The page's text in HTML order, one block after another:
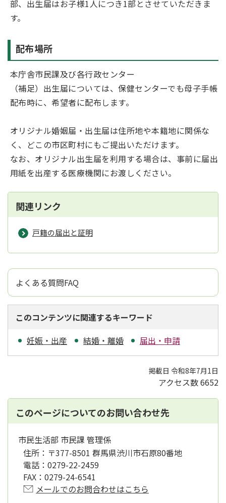
部、出生届はお子様1人につき1部とさせていただきま
す。
配布場所
本庁舎市民課及び各行政センター
（補足）出生届については、保健センターでも母子手帳
配布時に、希望者に配布します。
オリジナル婚姻届・出生届は住所地や本籍地に関係な
く、どこの市区町村にもご提出いただけます。
なお、オリジナル出生届を利用する場合は、事前に届出
用紙を出産する医療機関にお渡しください。
関連リンク
戸籍の届出と証明
よくある質問FAQ
このコンテンツに関連するキーワード
妊娠・出産
結婚・離婚 届出・申請
掲載日 令和8年7月1日
アクセス数6652
このページについてのお問い合わせ先
市民生活部 市民課 管理係
住所： 〒377-8501 群馬県渋川市石原80番地
電話： 0279-22-2459
FAX： 0279-24-6541
メールでのお問合わせはこちら